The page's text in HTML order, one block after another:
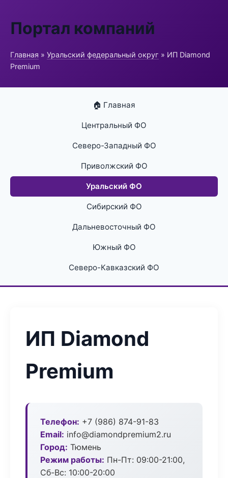
Портал компаний
Главная » Уральский федеральный округ » ИП Diamond
Premium
🏠 Главная
Центральный ФО
Северо-Западный ФО
Приволжский ФО
Уральский ФО
Сибирский ФО
Дальневосточный ФО
Южный ФО
Северо-Кавказский ФО
ИП Diamond
Premium
Телефон: +7 (986) 874-91-83
Email: info@diamondpremium2.ru
Город: Тюмень
Режим работы: Пн-Пт: 09:00-21:00,
Сб-Вс: 10:00-20:00